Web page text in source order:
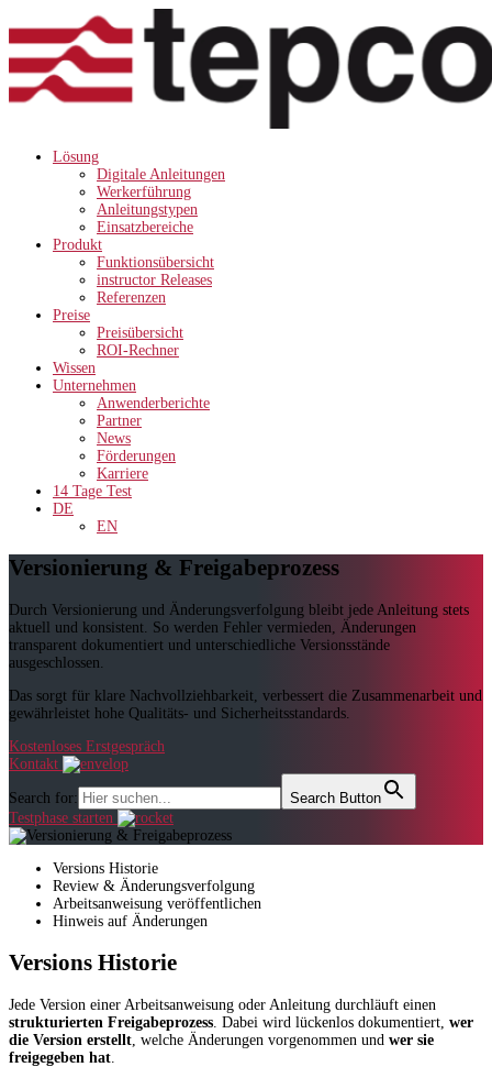
Lösung
Digitale Anleitungen
Werkerführung
Anleitungstypen
Einsatzbereiche
Produkt
Funktionsübersicht
instructor Releases
Referenzen
Preise
Preisübersicht
ROI-Rechner
Wissen
Unternehmen
Anwenderberichte
Partner
News
Förderungen
Karriere
14 Tage Test
DE
EN
Versionierung & Freigabeprozess
Durch Versionierung und Änderungsverfolgung bleibt jede Anleitung stets
aktuell und konsistent. So werden Fehler vermieden, Änderungen
transparent dokumentiert und unterschiedliche Versionsstände
ausgeschlossen.
Das sorgt für klare Nachvollziehbarkeit, verbessert die Zusammenarbeit und
gewährleistet hohe Qualitäts- und Sicherheitsstandards.
Kostenloses Erstgespräch
Kontakt
Search for:
Search Button
Testphase starten
Versions Historie
Review & Änderungsverfolgung
Arbeitsanweisung veröffentlichen
Hinweis auf Änderungen
Versions Historie
Jede Version einer Arbeitsanweisung oder Anleitung durchläuft einen
strukturierten Freigabeprozess . Dabei wird lückenlos dokumentiert, wer
die Version erstellt , welche Änderungen vorgenommen und wer sie
freigegeben hat